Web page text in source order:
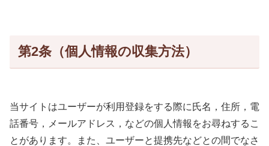
第2条（個人情報の収集方法）
当サイトはユーザーが利用登録をする際に氏名，住所，電
話番号，メールアドレス，などの個人情報をお尋ねするこ
とがあります。また、ユーザーと提携先などとの間でなさ